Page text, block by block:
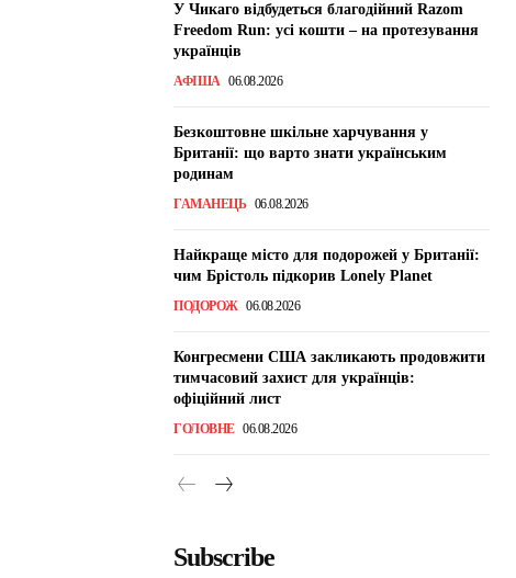
У Чикаго відбудеться благодійний Razom
Freedom Run: усі кошти – на протезування
українців
АФІША 06.08.2026
Безкоштовне шкільне харчування у
Британії: що варто знати українським
родинам
ГАМАНЕЦЬ 06.08.2026
Найкраще місто для подорожей у Британії:
чим Брістоль підкорив Lonely Planet
ПОДОРОЖ 06.08.2026
Конгресмени США закликають продовжити
тимчасовий захист для українців:
офіційний лист
ГОЛОВНЕ 06.08.2026
Subscribe